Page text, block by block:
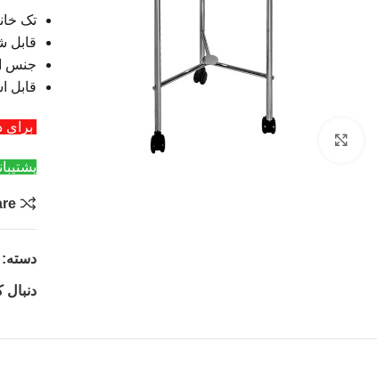
تک
قابل
جنس
قابل
برای
دسته:
دنبال